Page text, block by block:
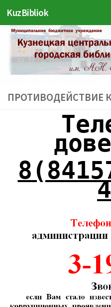
Перейти к содержимому
KuzBibliok
ПРОТИВОДЕЙСТВИЕ